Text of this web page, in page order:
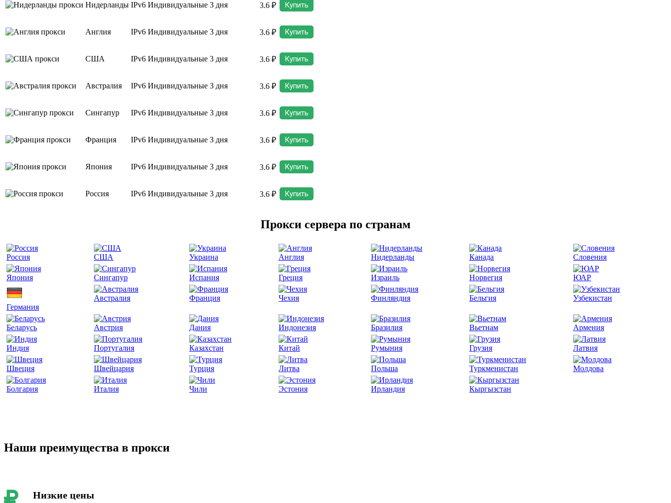
Нидерланды IPv6 Индивидуальные 3 дня 3.6 ₽ Купить
Англия IPv6 Индивидуальные 3 дня 3.6 ₽ Купить
США IPv6 Индивидуальные 3 дня 3.6 ₽ Купить
Австралия IPv6 Индивидуальные 3 дня 3.6 ₽ Купить
Сингапур IPv6 Индивидуальные 3 дня 3.6 ₽ Купить
Франция IPv6 Индивидуальные 3 дня 3.6 ₽ Купить
Япония IPv6 Индивидуальные 3 дня 3.6 ₽ Купить
Россия IPv6 Индивидуальные 3 дня 3.6 ₽ Купить
Прокси сервера по странам
Россия США Украина Англия Нидерланды Канада Словения
Япония Сингапур Испания Греция Израиль Норвегия ЮАР
Германия
Австралия Франция Чехия Финляндия Бельгия Узбекистан
Беларусь Австрия Дания Индонезия Бразилия Вьетнам Армения
Индия Португалия Казахстан Китай Румыния Грузия Латвия
Швеция Швейцария Турция Литва Польша Туркменистан Молдова
Болгария Италия Чили Эстония Ирландия Кыргызстан
Наши преимущества в прокси
Низкие цены